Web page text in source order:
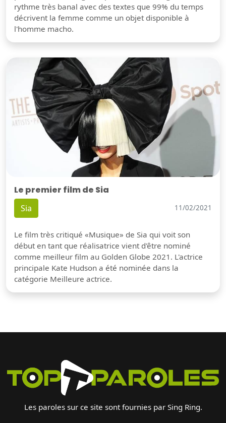
rythme très banal avec des textes que 99% du temps
décrivent la femme comme un objet disponible à
l'homme macho.
Le premier film de Sia
Sia 11/02/2021
Le film très critiqué «Musique» de Sia qui voit son
début en tant que réalisatrice vient d'être nominé
comme meilleur film au Golden Globe 2021. L'actrice
principale Kate Hudson a été nominée dans la
catégorie Meilleure actrice.
Les paroles sur ce site sont fournies par Sing Ring.